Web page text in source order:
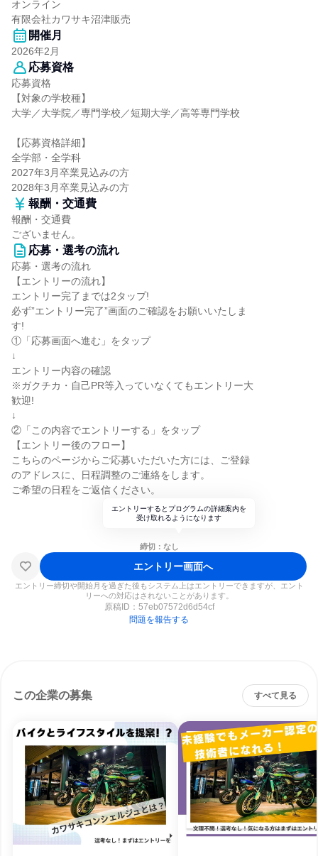
オンライン
有限会社カワサキ沼津販売
開催月
2026年2月
応募資格
応募資格
【対象の学校種】
大学／大学院／専門学校／短期大学／高等専門学校
【応募資格詳細】
全学部・全学科
2027年3月卒業見込みの方
2028年3月卒業見込みの方
報酬・交通費
報酬・交通費
ございません。
応募・選考の流れ
応募・選考の流れ
【エントリーの流れ】
エントリー完了までは2タップ!
必ず”エントリー完了”画面のご確認をお願いいたしま
す!
①「応募画面へ進む」をタップ
↓
エントリー内容の確認
※ガクチカ・自己PR等入っていなくてもエントリー大
歓迎!
↓
②「この内容でエントリーする」をタップ
【エントリー後のフロー】
こちらのページからご応募いただいた方には、ご登録
のアドレスに、日程調整のご連絡をします。
ご希望の日程をご返信ください。
エントリーするとプログラムの詳細案内を
受け取れるようになります
締切：なし
エントリー画面へ
エントリー締切や開始月を過ぎた後もシステム上はエントリーできますが、エント
リーへの対応はされないことがあります。
原稿ID： 57eb07572d6d54cf
問題を報告する
この企業の募集 すべて見る